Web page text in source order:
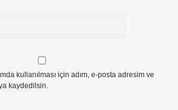
kullanılması için adım, e-posta adresim ve
kaydedilsin.